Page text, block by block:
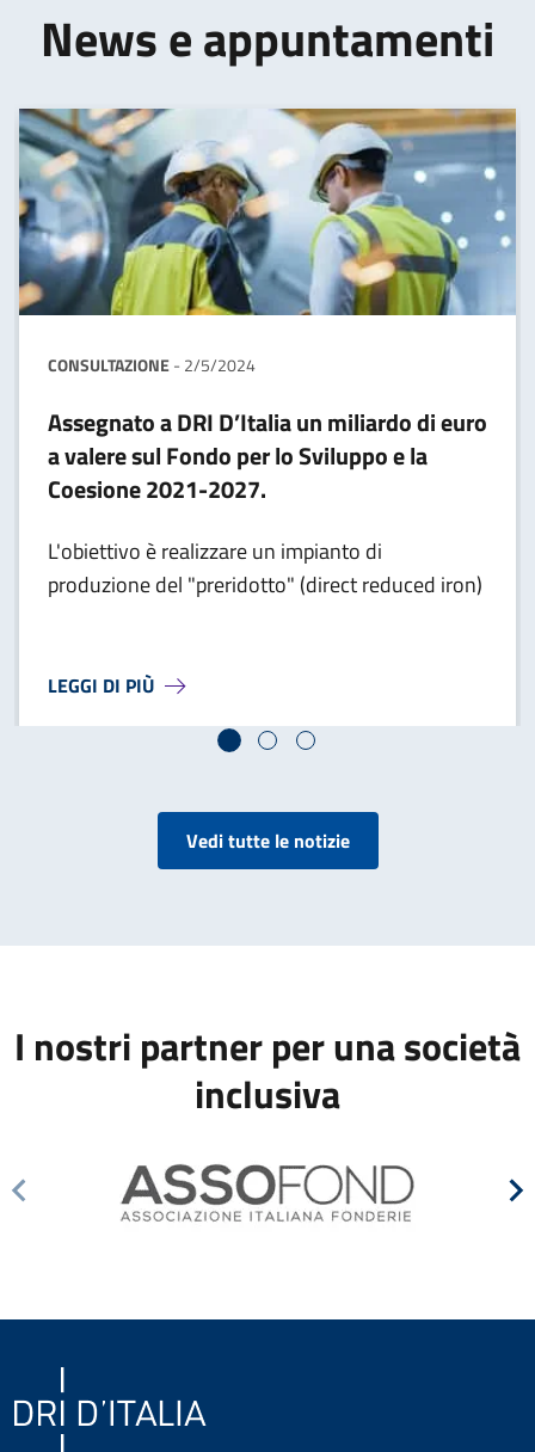
News e appuntamenti
CONSULTAZIONE- 2/5/2024
Assegnato a DRI D’Italia un miliardo di euro
a valere sul Fondo per lo Sviluppo e la
Coesione 2021-2027.
L'obiettivo è realizzare un impianto di
produzione del "preridotto" (direct reduced iron)
LEGGI DI PIÙ A PROPOSITO DI
Vedi tutte le notizie
I nostri partner per una società
inclusiva